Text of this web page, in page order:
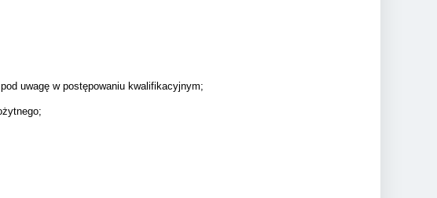
uwagę w postępowaniu kwalifikacyjnym;